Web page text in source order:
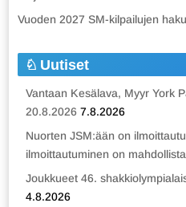
Vuoden 2027 SM-kilpailujen
Uutiset
Vantaan Kesälava, Myyr York
20.8.2026 7.8.2026
Nuorten JSM:ään on
ilmoittautuminen on
Joukkueet 46.
4.8.2026